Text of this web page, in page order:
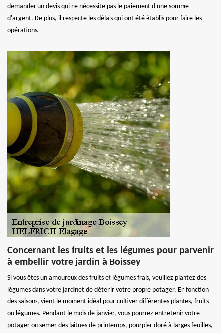
demander un devis qui ne nécessite pas le paiement d'une somme
d'argent. De plus, il respecte les délais qui ont été établis pour faire les
opérations.
Concernant les fruits et les légumes pour parvenir
à embellir votre jardin à Boissey
Si vous êtes un amoureux des fruits et légumes frais, veuillez plantez des
légumes dans votre jardinet de détenir votre propre potager. En fonction
des saisons, vient le moment idéal pour cultiver différentes plantes, fruits
ou légumes. Pendant le mois de janvier, vous pourrez entretenir votre
potager ou semer des laitues de printemps, pourpier doré à larges feuilles,